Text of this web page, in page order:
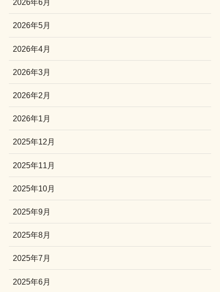
2026年6月
2026年5月
2026年4月
2026年3月
2026年2月
2026年1月
2025年12月
2025年11月
2025年10月
2025年9月
2025年8月
2025年7月
2025年6月